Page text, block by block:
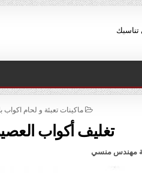
تناسبك
POSTED
ماكينات تعبئة و لحام اكواب
تغليف أكواب